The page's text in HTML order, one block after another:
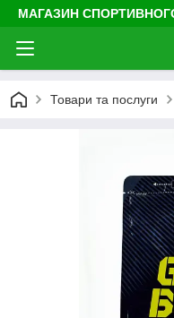
МАГАЗИН СПОРТИВНОГО
Товари та послуги